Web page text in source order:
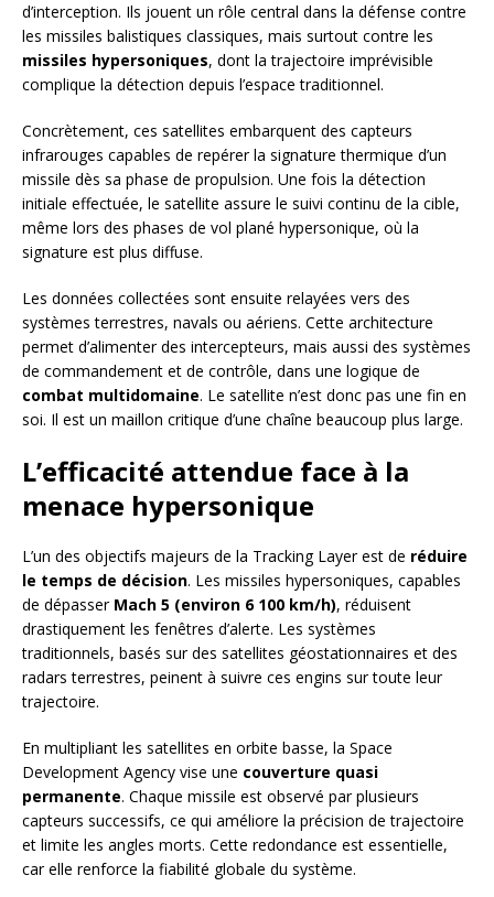
d’interception. Ils jouent un rôle central dans la défense contre
les missiles balistiques classiques, mais surtout contre les
missiles hypersoniques, dont la trajectoire imprévisible
complique la détection depuis l’espace traditionnel.
Concrètement, ces satellites embarquent des capteurs
infrarouges capables de repérer la signature thermique d’un
missile dès sa phase de propulsion. Une fois la détection
initiale effectuée, le satellite assure le suivi continu de la cible,
même lors des phases de vol plané hypersonique, où la
signature est plus diffuse.
Les données collectées sont ensuite relayées vers des
systèmes terrestres, navals ou aériens. Cette architecture
permet d’alimenter des intercepteurs, mais aussi des systèmes
de commandement et de contrôle, dans une logique de
combat multidomaine. Le satellite n’est donc pas une fin en
soi. Il est un maillon critique d’une chaîne beaucoup plus large.
L’efficacité attendue face à la
menace hypersonique
L’un des objectifs majeurs de la Tracking Layer est de réduire
le temps de décision. Les missiles hypersoniques, capables
de dépasser Mach 5 (environ 6 100 km/h), réduisent
drastiquement les fenêtres d’alerte. Les systèmes
traditionnels, basés sur des satellites géostationnaires et des
radars terrestres, peinent à suivre ces engins sur toute leur
trajectoire.
En multipliant les satellites en orbite basse, la Space
Development Agency vise une couverture quasi
permanente. Chaque missile est observé par plusieurs
capteurs successifs, ce qui améliore la précision de trajectoire
et limite les angles morts. Cette redondance est essentielle,
car elle renforce la fiabilité globale du système.